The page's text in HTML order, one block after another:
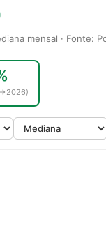
mensal · Fonte: